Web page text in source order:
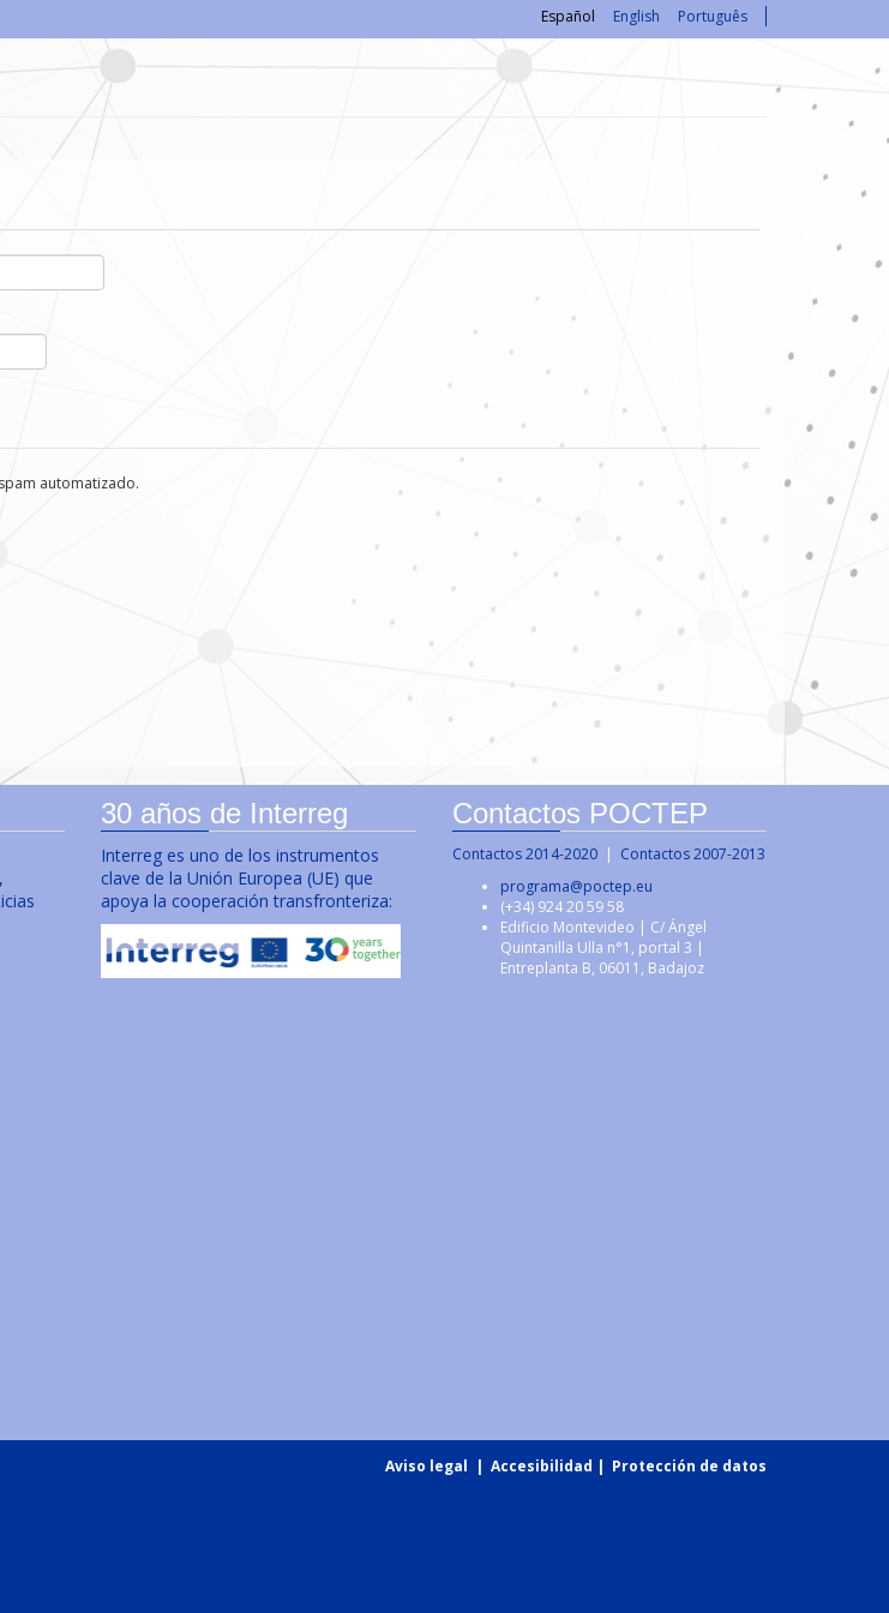
Español English Português
automatizado.
30 años de Interreg
Interreg es uno de los instrumentos
clave de la Unión Europea (UE) que
apoya la cooperación transfronteriza:
Contactos POCTEP
Contactos 2014-2020| Contactos 2007-2013
programa@poctep.eu
(+34) 924 20 59 58
Edificio Montevideo | C/ Ángel
Quintanilla Ulla n°1, portal 3 |
Entreplanta B, 06011, Badajoz
Aviso legal | Accesibilidad | Protección de datos